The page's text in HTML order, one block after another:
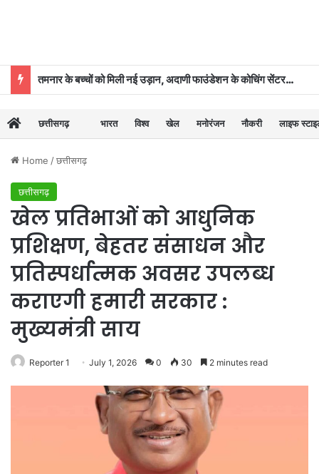
तमनार के बच्चों को मिली नई उड़ान, अदाणी फाउंडेशन के कोचिंग सेंटर से 39 का चयन
छत्तीसगढ़ भारत विश्व खेल मनोरंजन नौकरी लाइफ
Home /छत्तीसगढ़
छत्तीसगढ़
खेल प्रतिभाओं को आधुनिक
प्रशिक्षण, बेहतर संसाधन और
प्रतिस्पर्धात्मक अवसर उपलब्ध
कराएगी हमारी सरकार :
मुख्यमंत्री साय
Reporter 1 July 1, 2026 0 30 2 minutes read